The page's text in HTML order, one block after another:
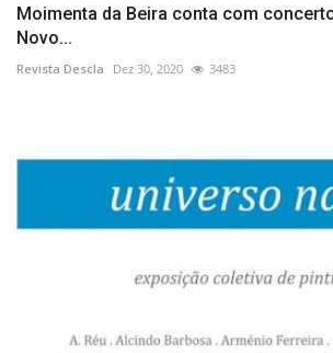
Moimenta da Beira conta com
Novo...
Revista Descla Dez 30, 2020 3483